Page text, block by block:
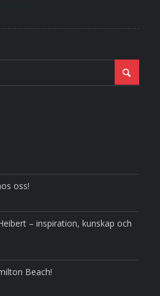
oss!
– inspiration, kunskap och
Beach!